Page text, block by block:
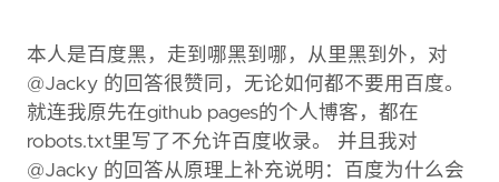
本人是百度黑，走到哪黑到哪，从里黑到外，对
@Jacky 的回答很赞同，无论如何都不要用百度。
就连我原先在github pages的个人博客，都在
robots.txt里写了不允许百度收录。 并且我对
@Jacky 的回答从原理上补充说明：百度为什么会